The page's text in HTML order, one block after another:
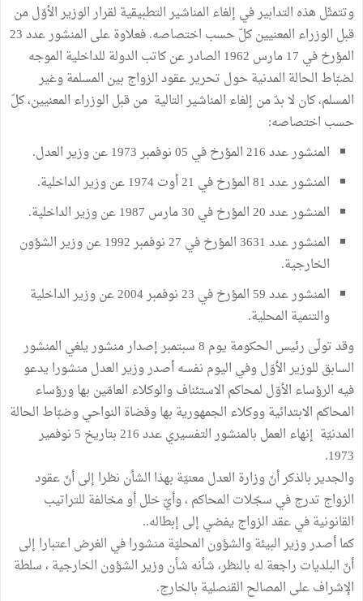
وتتمثّل هذه التدابير في إلغاء المناشير التطبيقية لقرار الوزير الأوّل من
قبل الوزراء المعنيين كلّ حسب اختصاصه. فعلاوة على المنشور عدد 23
المؤرخ في 17 مارس 1962 الصادر عن كاتب الدولة للداخلية الموجه
لضبّاط الحالة المدنية حول تحرير عقود الزواج بين المسلمة وغير
المسلم، كان لا بدّ من إلغاء المناشير التالية من قبل الوزراء المعنيين، كلّ
حسب اختصاصه:
المنشور عدد 216 المؤرخ في 05 نوفمبر 1973 عن وزير العدل.
المنشور عدد 81 المؤرخ في 21 أوت 1974 عن وزير الداخلية.
المنشور عدد 20 المؤرخ في 30 مارس 1987 عن وزير الداخلية.
المنشور عدد 3631 المؤرخ في 27 نوفمبر 1992 عن وزير الشؤون
الخارجية.
المنشور عدد 59 المؤرخ في 23 نوفمبر 2004 عن وزير الداخلية
والتنمية المحلية.
وقد تولّى رئيس الحكومة يوم 8 سبتمبر إصدار منشور يلغي المنشور
السابق للوزير الأوّل وفي اليوم نفسه أصدر وزير العدل منشورا يدعو
فيه الرؤساء الأوّل لمحاكم الاستئناف والوكلاء العامّين بها ورؤساء
المحاكم الابتدائية ووكلاء الجمهورية بها وقضاة النواحي وضبّاط الحالة
المدنيّة إنهاء العمل بالمنشور التفسيري عدد 216 بتاريخ 5 نوفمير
1973.
والجدير بالذكر أنّ وزارة العدل معنيّة بهذا الشأن نظرا إلى أنّ عقود
الزواج تدرج في سجّلات المحاكم ، وأيّ خلل أو مخالفة للتراتيب
القانونية في عقد الزواج يفضي إلى إبطاله..
كما أصدر وزير البيئة والشؤون المحليّة منشورا في الغرض اعتبارا إلى
أنّ البلديات راجعة له بالنظر، شأنه شأن وزير الشؤون الخارجية ، سلطة
الإشراف على المصالح القنصلية بالخارج.